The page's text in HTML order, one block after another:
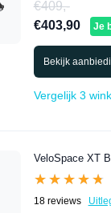
€409,-
€403,90
Je
Bekijk
Vergelijk 3
VeloSpace XT
★★★★★
★★★★★
18 reviews